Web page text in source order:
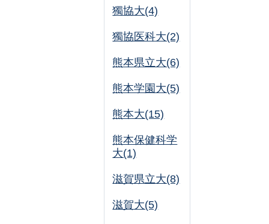
獨協大(4)
獨協医科大(2)
熊本県立大(6)
熊本学園大(5)
熊本大(15)
熊本保健科学
大(1)
滋賀県立大(8)
滋賀大(5)